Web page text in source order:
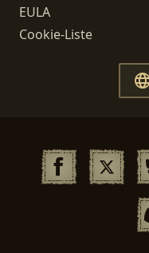
EULA
Cookie-Liste